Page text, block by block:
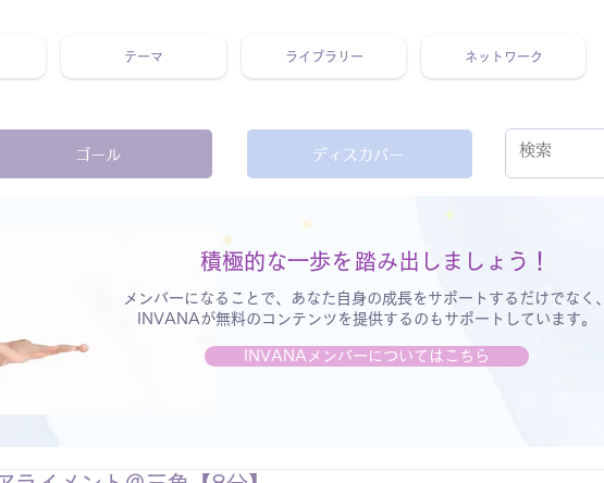
テーマ ライブラリー ネットワーク
ゴール ディスカバー
積極的な一歩を
メンバーになることで、あなた自身の成長をサポートするだけでなく、
INVANAが無料のコンテンツを提供するのもサポートしています。
INVANAメンバーについてはこちら
踏み出しましょう！